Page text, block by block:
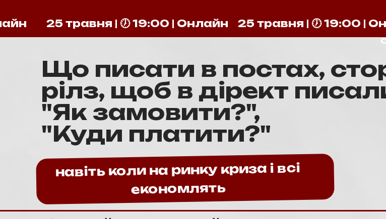
Що писати в постах,
рілз, щоб в дірект
"Як замовити?",
"Куди платити?"
25
25 травня | 🕖 19:00 |
25 травня | 🕖 19:00 | Онлайн
навіть коли на ринку криза і всі
економлять